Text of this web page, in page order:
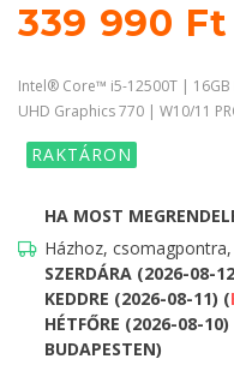
339 990 Ft
Intel® Core™ i5-12500T | 16GB
UHD Graphics 770 | W10/11
RAKTÁRON
HA MOST
Házhoz,
SZERDÁRA (2026-08-
KEDDRE (2026-08-11) (
HÉTFŐRE (2026-08-
BUDAPESTEN)